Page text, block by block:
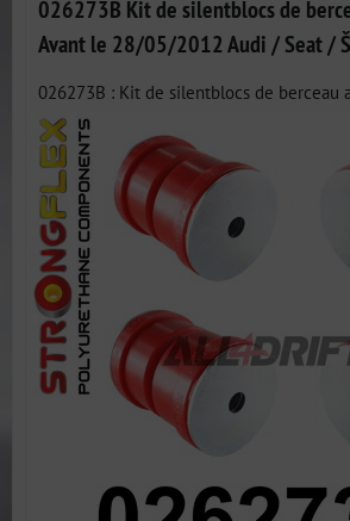
026273B Kit de silentblocs de
Avant le 28/05/2012 Audi / Seat /
026273B : Kit de silentblocs de berceau